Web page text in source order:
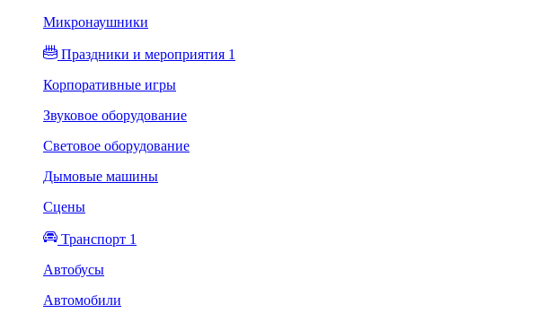
Микронаушники
Праздники и мероприятия 1
Корпоративные игры
Звуковое оборудование
Световое оборудование
Дымовые машины
Сцены
Транспорт 1
Автобусы
Автомобили